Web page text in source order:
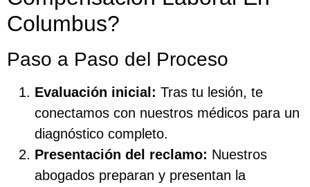
Columbus?
Paso a Paso del Proceso
Evaluación inicial: Tras tu lesión, te
conectamos con nuestros médicos para un
diagnóstico completo.
Presentación del reclamo: Nuestros
abogados preparan y presentan la